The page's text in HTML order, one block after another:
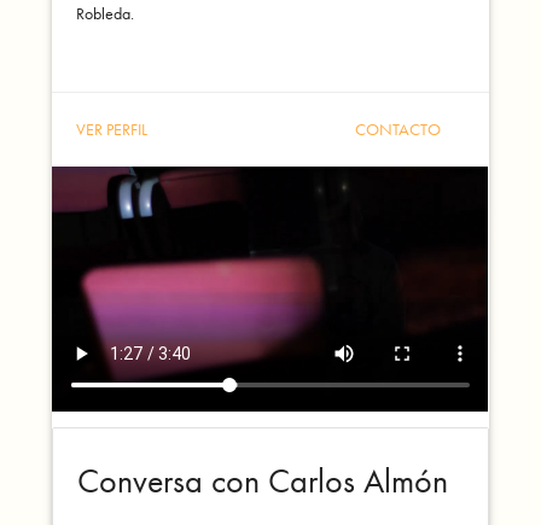
Robleda.
CONTACTO
VER PERFIL
Conversa con Carlos Almón